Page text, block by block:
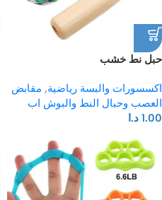
حبل نط خشب
اكسسورات والبسة رياضية, مقابض
العصب وحبال النط والبوش اب
1.00 د.ا